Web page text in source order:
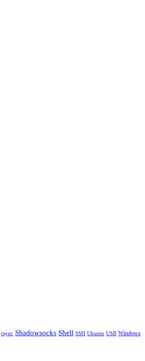
rsync Shadowsocks Shell SSH Ubuntu USB Windows